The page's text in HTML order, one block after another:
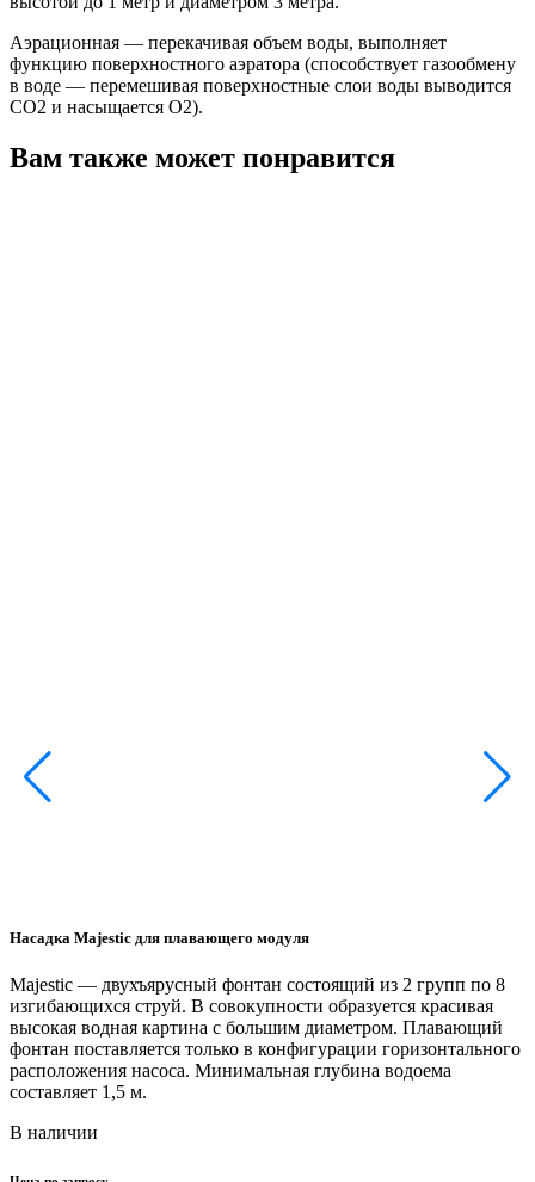
Аэрационная — перекачивая объем воды, выполняет
функцию поверхностного аэратора (способствует газообмену
в воде — перемешивая поверхностные слои воды выводится
СО2 и насыщается О2).
Вам также может понравится
Насадка Majestic для плавающего модуля
Majestic — двухъярусный фонтан cостоящий из 2 групп по 8
изгибающихся струй. В совокупности образуется красивая
высокая водная картина с большим диаметром. Плавающий
фонтан поставляется только в конфигурации горизонтального
расположения насоса. Минимальная глубина водоема
составляет 1,5 м.
В наличии